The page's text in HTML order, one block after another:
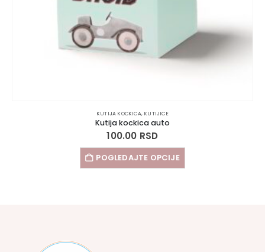
KUTIJA KOCKICA, KUTIJICE
Kutija kockica auto
100.00 RSD
POGLEDAJTE OPCIJE